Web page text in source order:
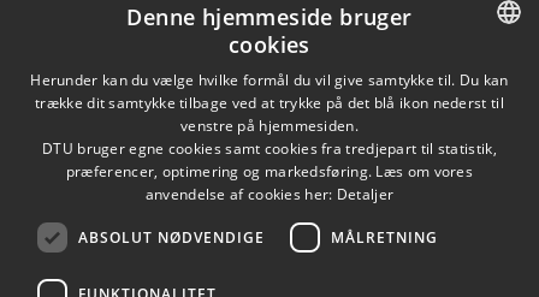
INSTAGRAM
LINKEDIN
X
YOUTUBE
DANISH
ENGLISH
Denne hjemmeside bruger
cookies
Herunder kan du vælge hvilke formål du vil give samtykke til. Du kan
trække dit samtykke tilbage ved at trykke på det blå ikon nederst til
venstre på hjemmesiden.
DTU bruger egne cookies samt cookies fra tredjepart til statistik,
præferencer, optimering og markedsføring. Læs om vores
anvendelse af cookies her: Detaljer
ABSOLUT NØDVENDIGE MÅLRETNING